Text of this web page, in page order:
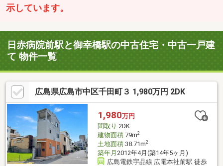
示しています。
日赤病院前駅と御幸橋駅の中古住宅・中古一戸建
て 物件一覧
広島県広島市中区千田町３ 1,980万円 2DK
1,980万円
間取り 2DK
建物面積79m2
土地面積38.71m2
築年月 2012年4月(築14年5ヶ月)
広島電鉄宇品線 広電本社前駅 徒歩